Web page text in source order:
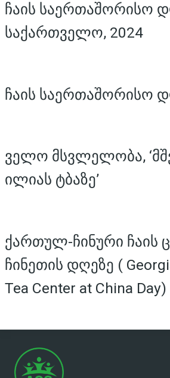
ჩაის საერთაშორისო
საქართველო, 2024
ჩაის საერთაშორისო
ველო მსვლელობა,
ილიას ტბაზე’
ქართულ-ჩინური ჩაის
ჩინეთის დღეზე (
Tea Center at China Day)